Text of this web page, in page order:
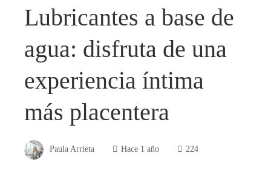
Lubricantes a base de
agua: disfruta de una
experiencia íntima
más placentera
Paula Arrieta Hace 1 año 224